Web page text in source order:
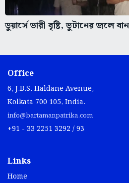
ডুয়ার্সে ভারী বৃষ্টি, ভুটানের জলে
Office
6, J.B.S. Haldane Avenue,
Kolkata 700 105, India.
info@bartamanpatrika.com
+91 - 33 2251 3292 / 93
Links
Home